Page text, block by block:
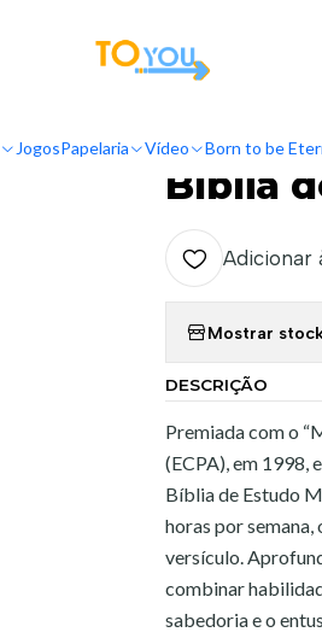
JogosPapelaria Vídeo Born to be
Bíblias de Estudo Bíblia de
|
Bíblia
Adicionar
Mostrar
DESCRIÇÃO
Premiada com o
(ECPA), em 1998,
Bíblia de Estudo
horas por
versículo.
combinar
sabedoria e o